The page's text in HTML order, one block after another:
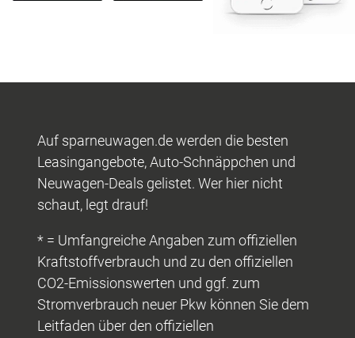
Auf sparneuwagen.de werden die besten
Leasingangebote, Auto-Schnäppchen und
Neuwagen-Deals gelistet. Wer hier nicht
schaut, legt drauf!
* = Umfangreiche Angaben zum offiziellen
Kraftstoffverbrauch und zu den offiziellen
CO2-Emissionswerten und ggf. zum
Stromverbrauch neuer Pkw können Sie dem
Leitfaden über den offiziellen